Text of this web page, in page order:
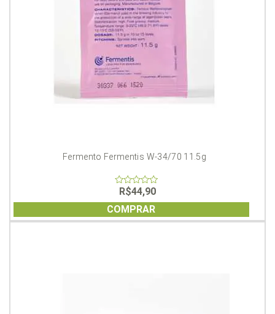
Fermento Fermentis W-34/70 11.5g
of
5
R$44,90
COMPRAR